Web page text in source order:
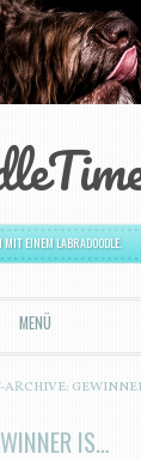
MIT EINEM LABRADOODLE.
MENÜ
ARCHIVE:
IS…